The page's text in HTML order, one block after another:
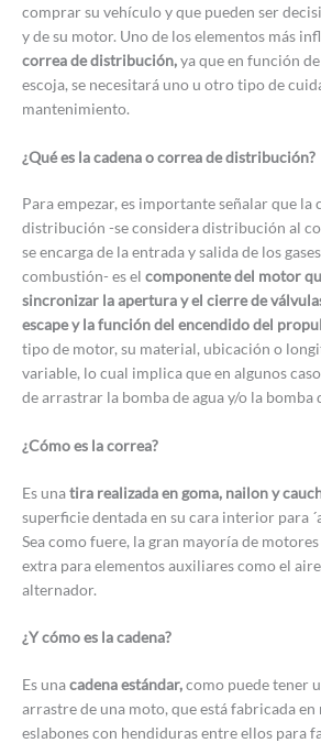
comprar su vehículo y que pueden ser
y de su motor. Uno de los elementos más
correa de distribución,ya que en función
escoja, se necesitará uno u otro tipo de
mantenimiento.
¿Qué es la cadena o correa de distribución?
Para empezar, es importante señalar que la
distribución -se considera distribución al
se encarga de la entrada y salida de los
combustión- es el componente del motor
sincronizar la apertura y el cierre de
escape y la función del encendido del
tipo de motor, su material, ubicación o
variable, lo cual implica que en algunos
de arrastrar la bomba de agua y/o la bomba
¿Cómo es la correa?
Es unatira realizada en goma, nailon y
superficie dentada en su cara interior para
Sea como fuere, la gran mayoría de
extra para elementos auxiliares como el
alternador.
¿Y cómo es la cadena?
Es unacadena estándar,como puede tener
arrastre de una moto, que está fabricada en
eslabones con hendiduras entre ellos para